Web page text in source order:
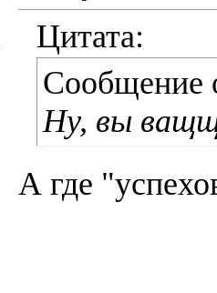
Цитата:
Сообщение
Ну, вы
А где